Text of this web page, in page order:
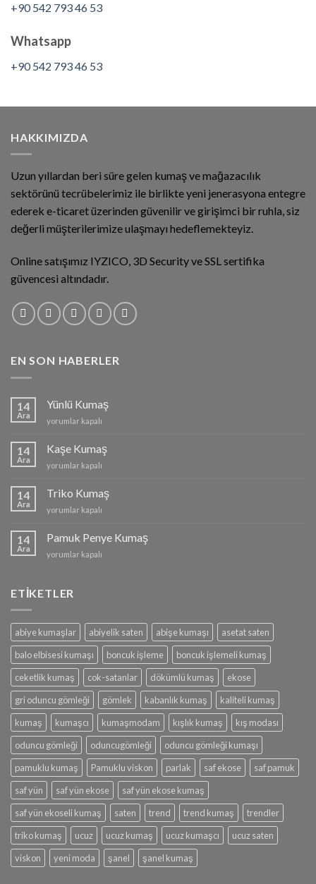
+90 542 793 46 53
Whatsapp
+90 542 793 46 53
HAKKIMIZDA
Uzun yıllardan beri süre gelen kumaş ve mağazacılık
sektörünü tecrübelerimiz ile birlikte yeni jenerasyona entegre
ederek e-ticaret üzerinden güvenilir ve girişimci bir ruhla, siz
değerli müşterilerimize ulaşmayı hedeflemekteyiz.
Online satışımız IYZICO, 3D Security ve SSL sertifika
güvencesi altındadır.
EN SON HABERLER
14
Ara
Yünlü Kumaş
Yünlü
için
yorumlar kapalı
14
Ara
Kaşe Kumaş
Kaşe
için
yorumlar kapalı
14
Ara
Triko Kumaş
Triko
için
yorumlar kapalı
14
Ara
Pamuk Penye Kumaş
Pamuk
için
yorumlar kapalı
ETİKETLER
abiye kumaşlar abiyelik saten abişe kumaşı
asetat saten
balo elbisesi kumaşı
boncuk işleme
boncuk işlemeli kumaş
ceketlik kumaş
cok-satanlar dökümlü kumaş
ekose
gri oduncu gömleği
gömlek kabanlık kumaş
kaliteli kumaş
kumaş
kumaşcı kumaşmodam kışlık kumaş
kış modası
oduncu gömleği
oduncugömleği
oduncu gömleği kumaşı
pamuklu kumaş
Pamuklu viskon parlak saf ekose
saf pamuk
saf yün
saf yün ekose
saf yün ekose kumaş
saf yün ekoseli kumaş
saten trend trend kumaş
trendler
triko kumaş
ucuz ucuz kumaş ucuz kumaşcı
ucuz saten
viskon
yeni moda şanel şanel kumaş